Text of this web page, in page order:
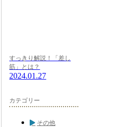
すっきり解説！「差し
筋」とは？
2024.01.27
カテゴリー
その他